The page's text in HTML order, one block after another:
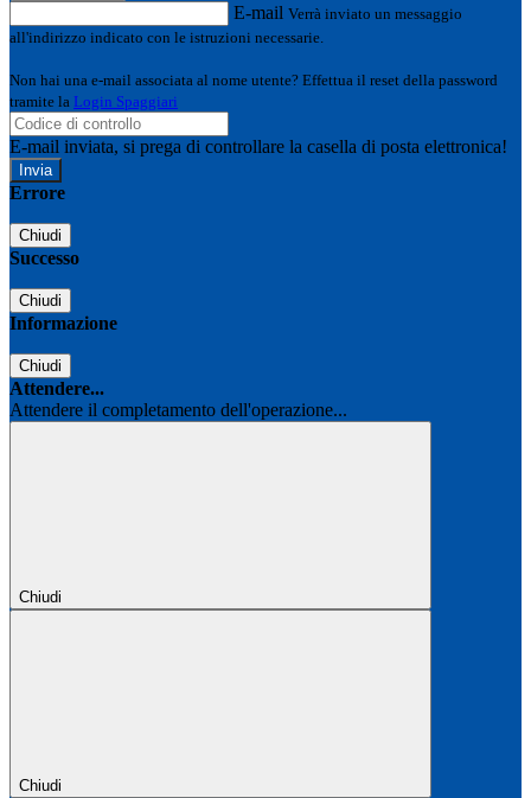
E-mail Verrà inviato un messaggio
all'indirizzo indicato con le istruzioni necessarie.
Non hai una e-mail associata al nome utente? Effettua il reset della password
tramite la Login Spaggiari
E-mail inviata, si prega di controllare la casella di posta elettronica!
Errore
Chiudi
Successo
Chiudi
Informazione
Chiudi
Attendere...
Attendere il completamento dell'operazione...
Chiudi
Chiudi